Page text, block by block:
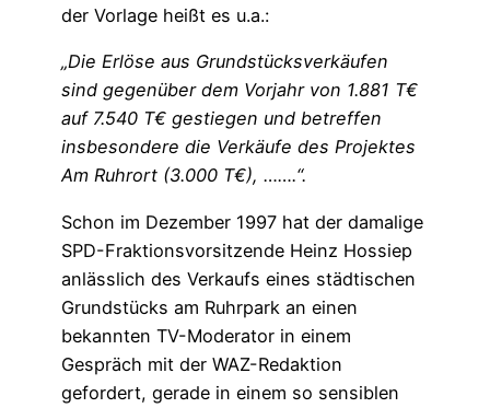
der Vorlage heißt es u.a.:
„Die Erlöse aus Grundstücksverkäufen
sind gegenüber dem Vorjahr von 1.881 T€
auf 7.540 T€ gestiegen und betreffen
insbesondere die Verkäufe des Projektes
Am Ruhrort (3.000 T€), …….“.
Schon im Dezember 1997 hat der damalige
SPD-Fraktionsvorsitzende Heinz Hossiep
anlässlich des Verkaufs eines städtischen
Grundstücks am Ruhrpark an einen
bekannten TV-Moderator in einem
Gespräch mit der WAZ-Redaktion
gefordert, gerade in einem so sensiblen